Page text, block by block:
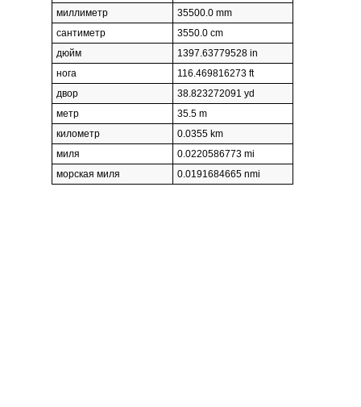
миллиметр
35500.0 mm
сантиметр
3550.0 cm
дюйм
1397.63779528 in
нога
116.469816273 ft
двор
38.823272091 yd
метр
35.5 m
километр
0.0355 km
миля
0.0220586773 mi
морская миля
0.0191684665 nmi